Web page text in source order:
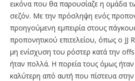
εικόνα που θα παρουσίαζε η ομάδα
σεζόν. Με την πρόσληψη ενός
προηγούμενη εμπειρία στους
προπονητικού επιτελείου, όπως ο JJ
μη ενίσχυση του ρόστερ κατά την
ήταν πολλά. Η πορεία τους όμως ήταν
καλύτερη από αυτή που πίστευα στην